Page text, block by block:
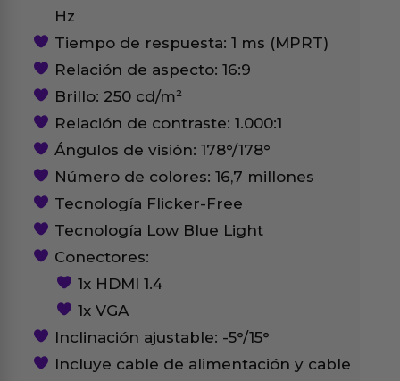
Hz
Tiempo de respuesta: 1 ms (MPRT)
Relación de aspecto: 16:9
Brillo: 250 cd/m²
Relación de contraste: 1.000:1
Ángulos de visión: 178°/178°
Número de colores: 16,7 millones
Tecnología Flicker-Free
Tecnología Low Blue Light
Conectores:
1x HDMI 1.4
1x VGA
Inclinación ajustable: -5°/15°
Incluye cable de alimentación y cable